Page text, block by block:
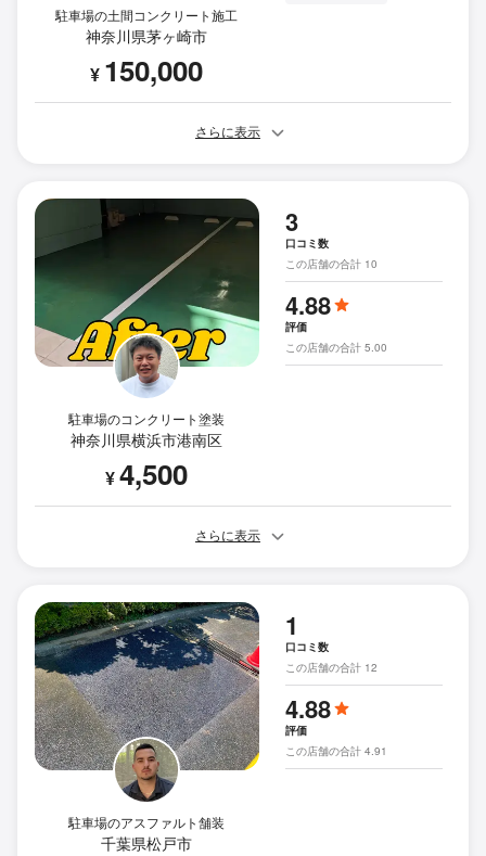
駐車場の土間コンクリート施工
神奈川県茅ヶ崎市
¥ 150,000
さらに表示
駐車場のコンクリート塗装
神奈川県横浜市港南区
¥4,500
3
口コミ数
この店舗の合計 10
4.88
評価
この店舗の合計 5.00
さらに表示
駐車場のアスファルト舗装
千葉県松戸市
1
口コミ数
この店舗の合計 12
4.88
評価
この店舗の合計 4.91